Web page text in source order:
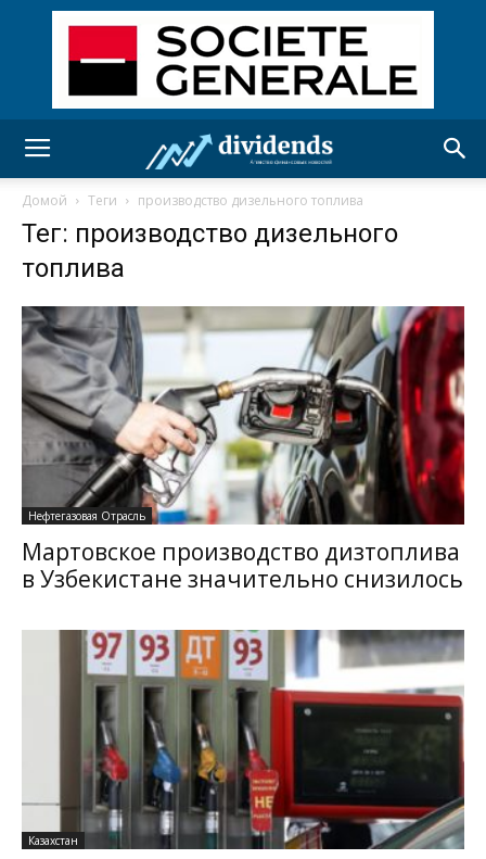
Домой Теги производство дизельного топлива
Тег: производство дизельного
топлива
Нефтегазовая Отрасль
Мартовское производство дизтоплива
в Узбекистане значительно снизилось
Казахстан